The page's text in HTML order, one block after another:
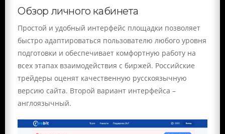
Обзор личного кабинета
Простой и удобный интерфейс площадки позволяет
быстро адаптироваться пользователю любого уровня
подготовки и обеспечивает комфортную работу на
всех этапах взаимодействия с биржей. Российские
трейдеры оценят качественную русскоязычную
версию сайта. Второй вариант интерфейса –
англоязычный.